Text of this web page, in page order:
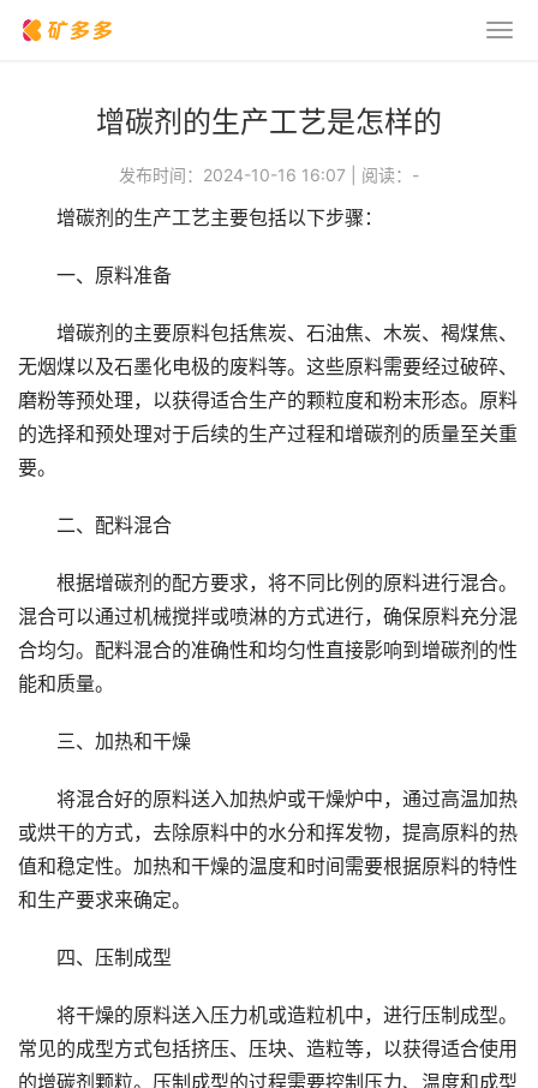
增碳剂的生产工艺是怎样的
发布时间：2024-10-16 16:07 阅读： -
增碳剂的生产工艺主要包括以下步骤：
一、原料准备
增碳剂的主要原料包括焦炭、石油焦、木炭、褐煤焦、
无烟煤以及石墨化电极的废料等。这些原料需要经过破碎、
磨粉等预处理，以获得适合生产的颗粒度和粉末形态。原料
的选择和预处理对于后续的生产过程和增碳剂的质量至关重
要。
二、配料混合
根据增碳剂的配方要求，将不同比例的原料进行混合。
混合可以通过机械搅拌或喷淋的方式进行，确保原料充分混
合均匀。配料混合的准确性和均匀性直接影响到增碳剂的性
能和质量。
三、加热和干燥
将混合好的原料送入加热炉或干燥炉中，通过高温加热
或烘干的方式，去除原料中的水分和挥发物，提高原料的热
值和稳定性。加热和干燥的温度和时间需要根据原料的特性
和生产要求来确定。
四、压制成型
将干燥的原料送入压力机或造粒机中，进行压制成型。
常见的成型方式包括挤压、压块、造粒等，以获得适合使用
的增碳剂颗粒。压制成型的过程需要控制压力、温度和成型